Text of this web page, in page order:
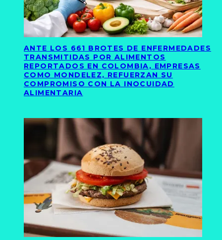
ANTE LOS 661 BROTES DE ENFERMEDADES
TRANSMITIDAS POR ALIMENTOS
REPORTADOS EN COLOMBIA, EMPRESAS
COMO MONDELEZ, REFUERZAN SU
COMPROMISO CON LA INOCUIDAD
ALIMENTARIA